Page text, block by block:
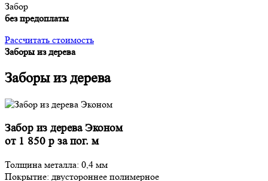
Забор
без предоплаты
Рассчитать стоимость
Заборы из дерева
Заборы из дерева
Забор из дерева Эконом
от 1 850 р за пог. м
Толщина металла: 0,4 мм
Покрытие: двустороннее полимерное